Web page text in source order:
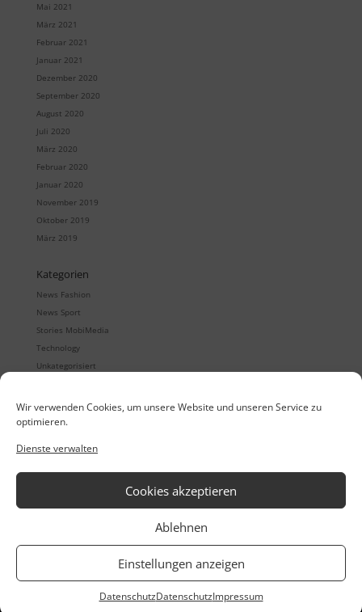
Wir verwenden Cookies, um unsere Website und unseren Service zu
optimieren.
Dienste verwalten
Cookies akzeptieren
Ablehnen
Einstellungen anzeigen
DatenschutzDatenschutzImpressum
Mai 2021
März 2021
Februar 2021
Januar 2021
Dezember 2020
September 2020
August 2020
Juli 2020
März 2020
Februar 2020
Januar 2020
November 2019
Oktober 2019
März 2019
Kategorien
News Fashion
News Sport
Stories MobiMedia
Technology
Unkategorisiert
Quintet24
Retailorganisation
Service/Support
Impressum